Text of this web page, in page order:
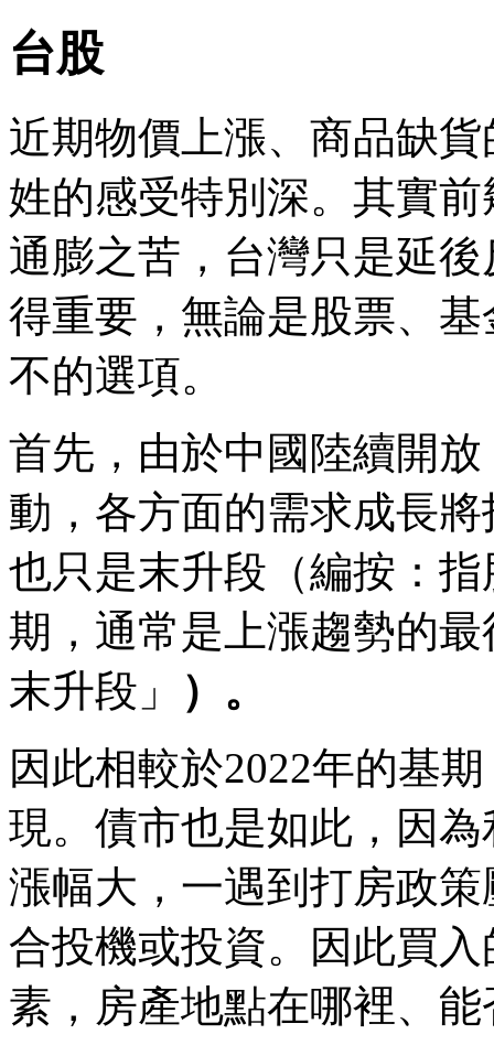
台股
近期物價上漲、商品缺
姓的感受特別深。其實
通膨之苦，台灣只是延
得重要，無論是股票、
不的選項。
首先，由於中國陸續開
動，各方面的需求成長
也只是末升段（編按：
期，通常是上漲趨勢的
末升段」
） 。
因此相較於2022年的基
現。債市也是如此，因
漲幅大，一遇到打房政
合投機或投資。因此買
素，房產地點在哪裡、